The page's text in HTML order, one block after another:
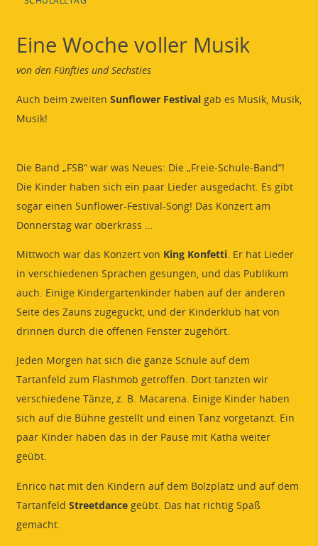
Eine Woche voller Musik
von den Fünfties und Sechsties
Auch beim zweiten Sunflower Festivalgab es Musik, Musik,
Musik!
Die Band „FSB“ war was Neues: Die „Freie-Schule-Band“!
Die Kinder haben sich ein paar Lieder ausgedacht. Es gibt
sogar einen Sunflower-Festival-Song! Das Konzert am
Donnerstag war oberkrass …
Mittwoch war das Konzert von King Konfetti. Er hat Lieder
in verschiedenen Sprachen gesungen, und das Publikum
auch. Einige Kindergartenkinder haben auf der anderen
Seite des Zauns zugeguckt, und der Kinderklub hat von
drinnen durch die offenen Fenster zugehört.
Jeden Morgen hat sich die ganze Schule auf dem
Tartanfeld zum Flashmob getroffen. Dort tanzten wir
verschiedene Tänze, z. B. Macarena. Einige Kinder haben
sich auf die Bühne gestellt und einen Tanz vorgetanzt. Ein
paar Kinder haben das in der Pause mit Katha weiter
geübt.
Enrico hat mit den Kindern auf dem Bolzplatz und auf dem
Tartanfeld Streetdancegeübt. Das hat richtig Spaß
gemacht.